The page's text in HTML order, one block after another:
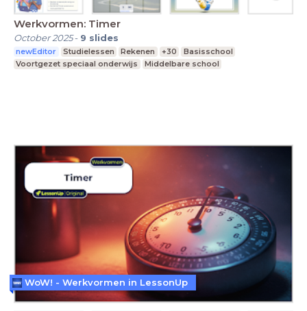
Werkvormen: Timer
October 2025- 9 slides
newEditor Studielessen Rekenen +30
Basisschool
Voortgezet speciaal onderwijs
Middelbare school
WoW! - Werkvormen in LessonUp